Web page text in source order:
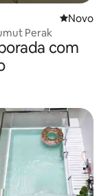
Novo
Novo
Perak
com